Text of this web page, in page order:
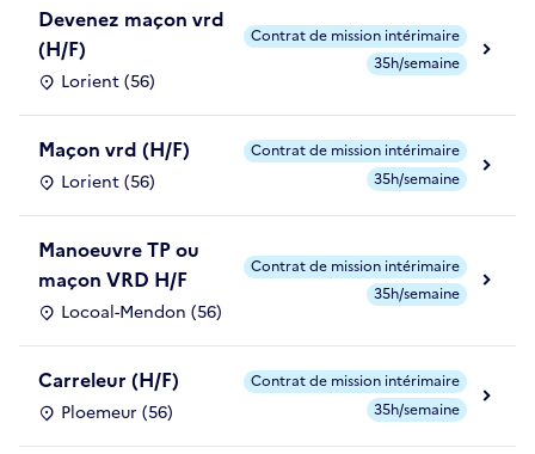
Devenez maçon vrd
(H/F)
Lorient (56)
Contrat de mission intérimaire
35h/semaine
Maçon vrd (H/F)
Lorient (56)
Contrat de mission intérimaire
35h/semaine
Manoeuvre TP ou
maçon VRD H/F
Locoal-Mendon (56)
Contrat de mission intérimaire
35h/semaine
Carreleur (H/F)
Ploemeur (56)
Contrat de mission intérimaire
35h/semaine